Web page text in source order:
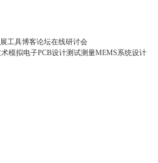
工具博客论坛在线研讨会
模拟电子PCB设计测试测量MEMS系统设计